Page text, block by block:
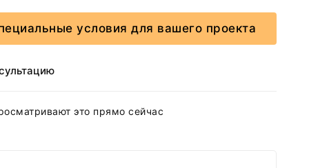
условия для вашего проекта
это прямо сейчас